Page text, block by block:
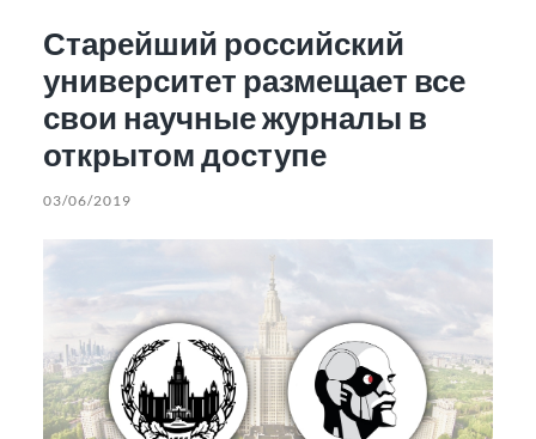
Старейший российский
университет размещает все
свои научные журналы в
открытом доступе
03/06/2019